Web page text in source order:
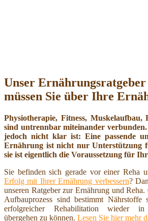
Unser Ernährungsratgeber
müssen Sie über Ihre
Physiotherapie, Fitness,
sind untrennbar miteinander verbunden.
jedoch nicht klar ist: Eine passende
Ernährung ist nicht nur Unterstützung
sie ist eigentlich die Voraussetzung für
Sie befinden sich gerade vor einer Reha
Erfolg mit Ihrer Ernährung verbessern?
unseren Ratgeber zur Ernährung und
Aufbauprozess sind bestimmt
erfolgreicher Rehabilitation wieder in
übergehen zu können. Lesen Sie hier mehr